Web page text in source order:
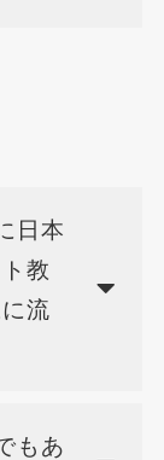
日本
教
流
もあ